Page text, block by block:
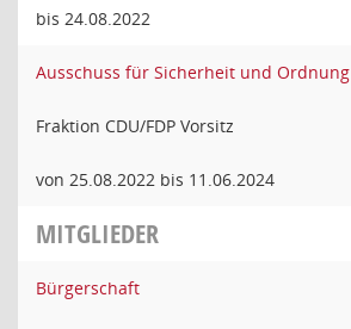
bis 24.08.2022
Ausschuss für Sicherheit und Ordnung
Fraktion CDU/FDP Vorsitz
von 25.08.2022 bis 11.06.2024
MITGLIEDER
Bürgerschaft